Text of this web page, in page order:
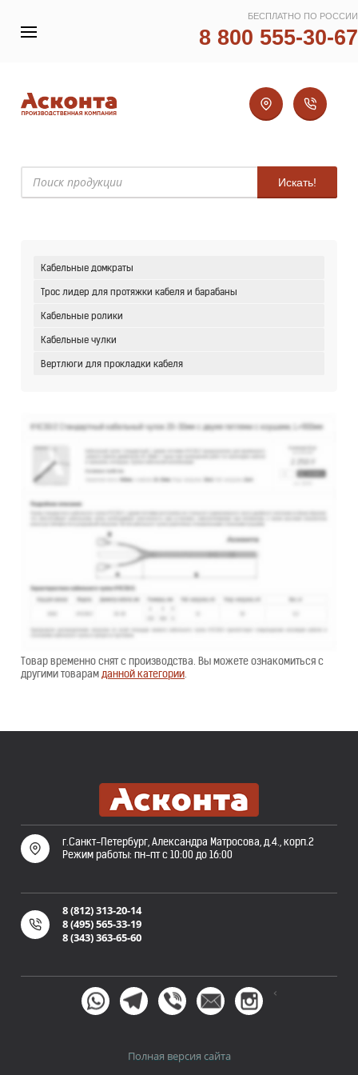
БЕСПЛАТНО ПО РОССИИ
8 800 555-30-67
Искать!
Кабельные домкраты
Трос лидер для протяжки кабеля и барабаны
Кабельные ролики
Кабельные чулки
Вертлюги для прокладки кабеля
Товар временно снят с производства. Вы можете ознакомиться с
другими товарамданной категории.
г.Санкт-Петербург, Александра Матросова, д.4., корп.2
Режим работы: пн-пт с 10:00 до 16:00
8 (812) 313-20-14
8 (495) 565-33-19
8 (343) 363-65-60
<
Полная версия сайта